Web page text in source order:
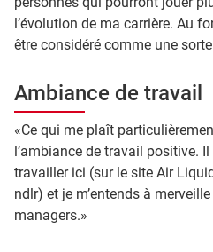
l’évolution de ma carrière. Au
être considéré comme une sorte
Ambiance de travail
«Ce qui me plaît
l’ambiance de travail positive.
travailler ici (sur le site Air
ndlr) et je m’entends à
managers.»